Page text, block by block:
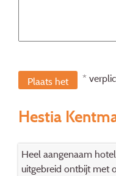
Plaats het
*
Hestia
Heel aangenaam
uitgebreid ontbijt met